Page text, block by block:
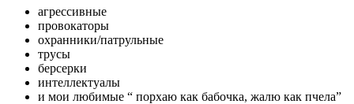
агрессивные
провокаторы
охранники/патрульные
трусы
берсерки
интеллектуалы
и мои любимые “ порхаю как бабочка, жалю как пчела”